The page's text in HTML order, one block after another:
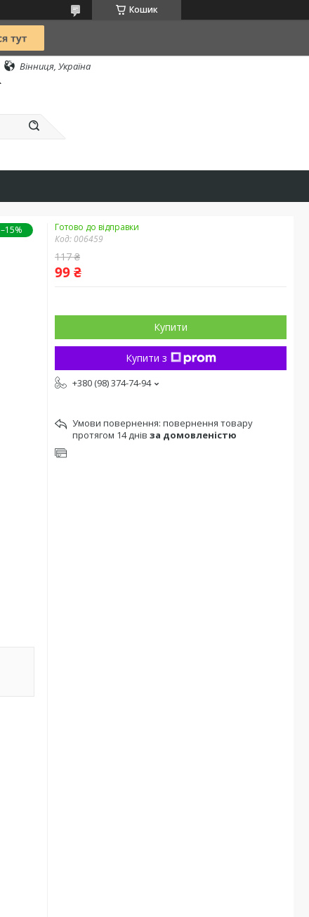
Кошик
Вінниця, Україна
–15%
Готово до відправки
Код: 006459
117 ₴
99 ₴
Купити
Купити з
+380 (98) 374-74-94
повернення товару
протягом 14 днів за домовленістю